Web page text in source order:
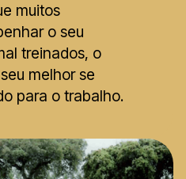
muitos
o seu
treinados, o
melhor se
para o trabalho.